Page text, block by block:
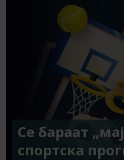
Се бараат
спортска